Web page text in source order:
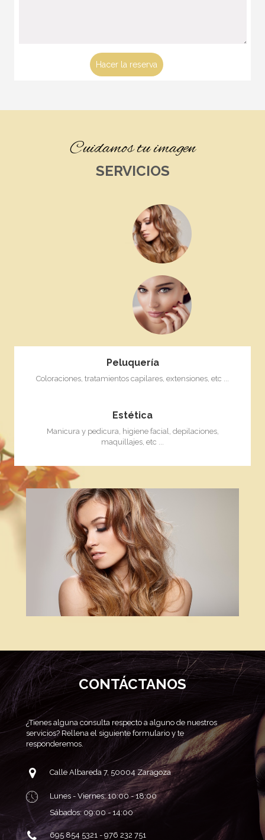
Cuidamos tu imagen
SERVICIOS
Peluquería
Coloraciones, tratamientos capilares, extensiones, etc ...
Estética
Manicura y pedicura, higiene facial, depilaciones,
maquillajes, etc ...
CONTÁCTANOS
¿Tienes alguna consulta respecto a alguno de nuestros
servicios? Rellena el siguiente formulario y te
responderemos.
Calle Albareda 7, 50004 Zaragoza
Lunes - Viernes: 10:00 - 18:00
Sábados: 09:00 - 14:00
695 854 5321 - 976 232 751